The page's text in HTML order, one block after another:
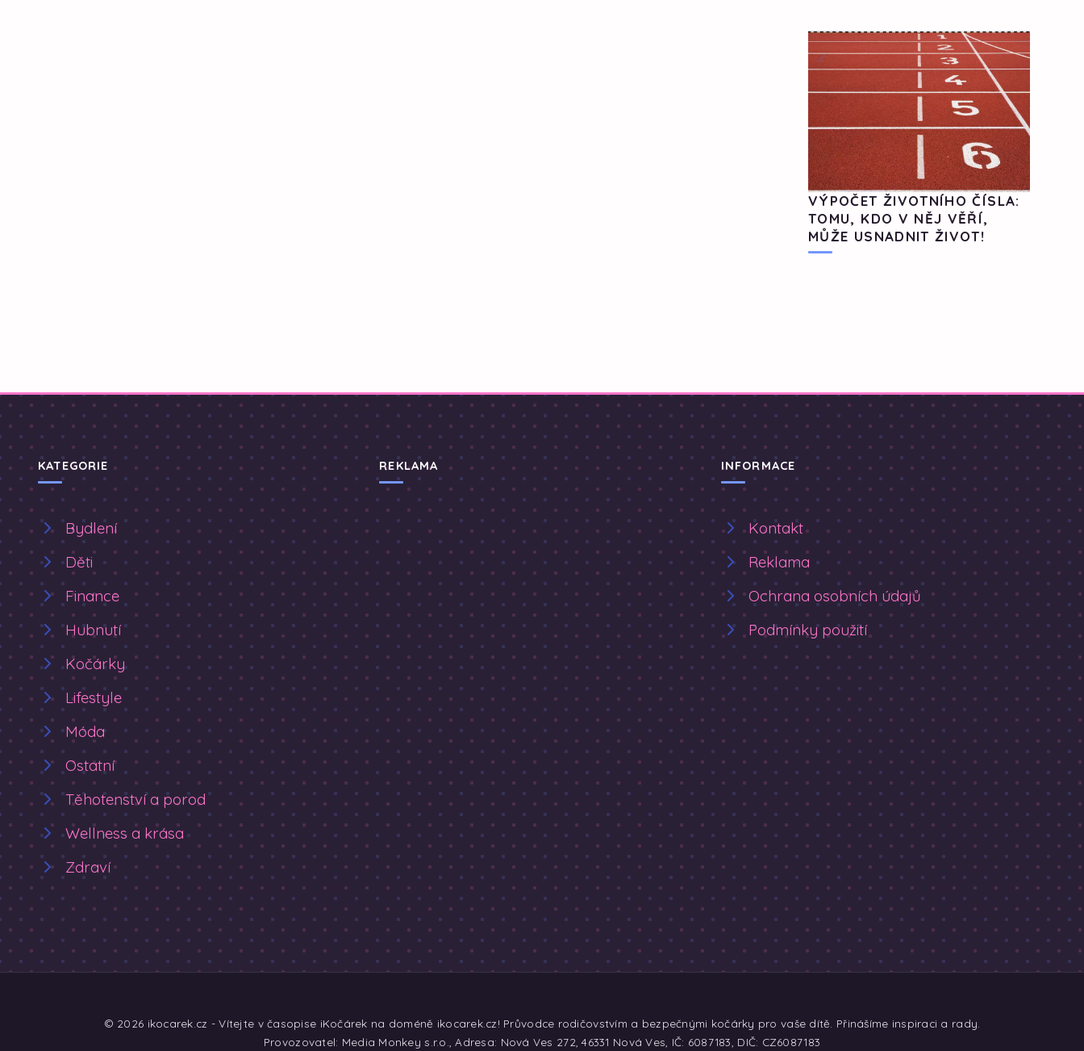
VÝPOČET ŽIVOTNÍHO ČÍSLA:
TOMU, KDO V NĚJ VĚŘÍ,
MŮŽE USNADNIT ŽIVOT!
KATEGORIE
Bydlení
Děti
Finance
Hubnutí
Kočárky
Lifestyle
Móda
Ostatní
Těhotenství a porod
Wellness a krása
Zdraví
REKLAMA INFORMACE
Kontakt
Reklama
Ochrana osobních údajů
Podmínky použití
© 2026 ikocarek.cz - Vítejte v časopise iKočárek na doméně ikocarek.cz! Průvodce rodičovstvím a bezpečnými kočárky pro vaše dítě. Přinášíme inspiraci a rady.
Provozovatel: Media Monkey s.r.o., Adresa: Nová Ves 272, 46331 Nová Ves, IČ: 6087183, DIČ: CZ6087183